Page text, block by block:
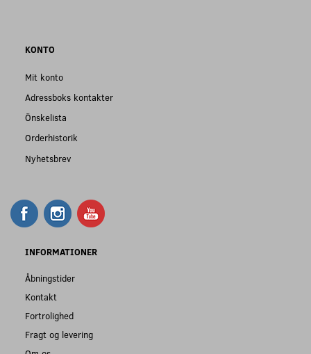
KONTO
Mit konto
Adressboks kontakter
Önskelista
Orderhistorik
Nyhetsbrev
INFORMATIONER
Åbningstider
Kontakt
Fortrolighed
Fragt og levering